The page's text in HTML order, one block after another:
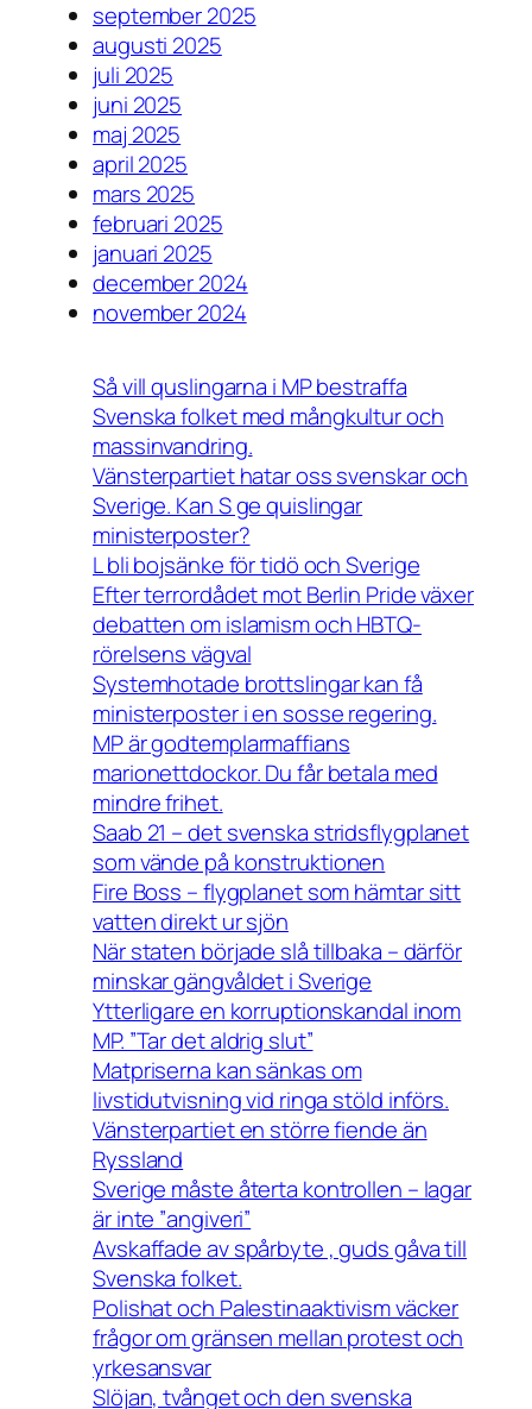
september 2025
augusti 2025
juli 2025
juni 2025
maj 2025
april 2025
mars 2025
februari 2025
januari 2025
december 2024
november 2024
Så vill quslingarna i MP bestraffa
Svenska folket med mångkultur och
massinvandring.
Vänsterpartiet hatar oss svenskar och
Sverige. Kan S ge quislingar
ministerposter?
L bli bojsänke för tidö och Sverige
Efter terrordådet mot Berlin Pride växer
debatten om islamism och HBTQ-
rörelsens vägval
Systemhotade brottslingar kan få
ministerposter i en sosse regering.
MP är godtemplarmaffians
marionettdockor. Du får betala med
mindre frihet.
Saab 21 – det svenska stridsflygplanet
som vände på konstruktionen
Fire Boss – flygplanet som hämtar sitt
vatten direkt ur sjön
När staten började slå tillbaka – därför
minskar gängvåldet i Sverige
Ytterligare en korruptionskandal inom
MP. ”Tar det aldrig slut”
Matpriserna kan sänkas om
livstidutvisning vid ringa stöld införs.
Vänsterpartiet en större fiende än
Ryssland
Sverige måste återta kontrollen – lagar
är inte ”angiveri”
Avskaffade av spårbyte , guds gåva till
Svenska folket.
Polishat och Palestinaaktivism väcker
frågor om gränsen mellan protest och
yrkesansvar
Slöjan, tvånget och den svenska